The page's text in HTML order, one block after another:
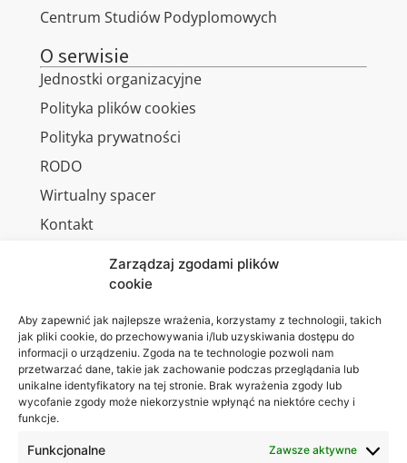
Zarządzaj zgodami plików
cookie
Aby zapewnić jak najlepsze wrażenia, korzystamy z technologii, takich
jak pliki cookie, do przechowywania i/lub uzyskiwania dostępu do
informacji o urządzeniu. Zgoda na te technologie pozwoli nam
przetwarzać dane, takie jak zachowanie podczas przeglądania lub
unikalne identyfikatory na tej stronie. Brak wyrażenia zgody lub
wycofanie zgody może niekorzystnie wpłynąć na niektóre cechy i
funkcje.
Funkcjonalne Zawsze aktywne
Centrum Studiów Podyplomowych
O serwisie
Jednostki organizacyjne
Polityka plików cookies
Polityka prywatności
RODO
Wirtualny spacer
Kontakt
Lubelska
Akademia
WSEI
ul.
Projektowa
Jesteśmy
na: